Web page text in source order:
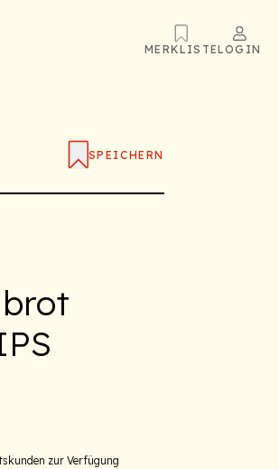
MERKLISTELOGIN
SPEICHERN
zur Verfügung